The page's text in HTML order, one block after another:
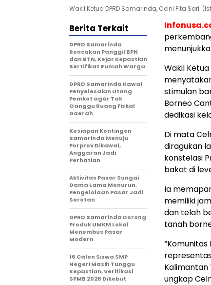
Wakil Ketua DPRD Samarinda, Celni Pita Sari.
​Wakil
stimulan
Borneo
dedikasi
​Di mata
diragukan
konstelasi
bakat di
​Ia
memiliki
dan telah
tanah
Kalimantan
ungkap
Berita Terkait
DPRD Samarinda
Rencakan Panggil BPN
dan BTN, Kejar Kepastian
Sertifikat Rumah Warga
DPRD Samarinda Kawal
Penyelesaian Utang
Pemkot agar Tak
Ganggu Ruang Fiskal
Daerah
Kesiapan Kontingen
Samarinda Menuju
Porprov Dikawal,
Anggaran Jadi
Perhatian
Aktivitas Pasar Sungai
Dama Lama Menurun,
Pengelolaan Pasar Jadi
Sorotan
DPRD Samarinda Dorong
Produk UMKM Lokal
Menembus Pasar
Modern
16 Calon Siswa SMP
Negeri Masih Tunggu
Kepastian, Verifikasi
SPMB 2026 Dikebut